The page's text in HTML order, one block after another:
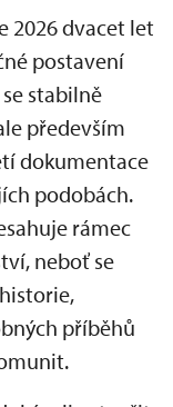
2026 dvacet let
postavení
stabilně
především
dokumentace
podobách.
rámec
neboť se
příběhů